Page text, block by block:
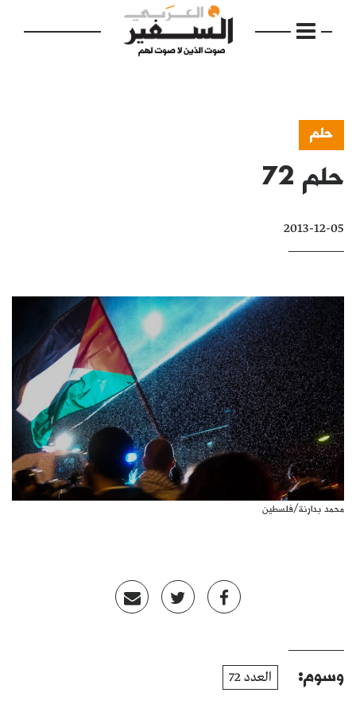
الرئيسية
إفتتاحية
دفاتر
بالصورة
كتّابنا
الأرشيف
حلم
حلم 72
2013-12-05
محمد بدارنة/فلسطين
وسوم: العدد 72